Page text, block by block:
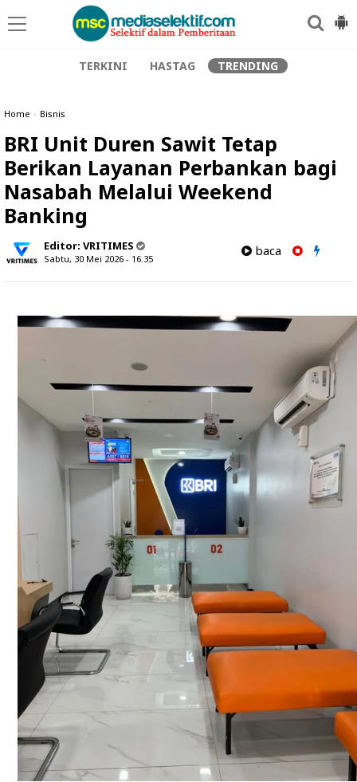
TERKINI HASTAG TRENDING
Home » Bisnis
BRI Unit Duren Sawit Tetap
Berikan Layanan Perbankan bagi
Nasabah Melalui Weekend
Banking
Editor: VRITIMES
Sabtu, 30 Mei 2026 - 16.35
baca